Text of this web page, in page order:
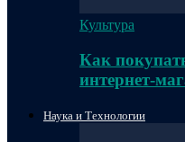
Культура
Как
интернет-
Наука и Технологии